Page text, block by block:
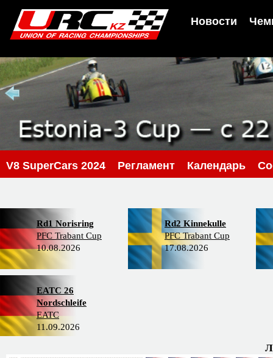
Новости
V8 SuperCars 2024 Регламент Календарь
Rd1 Norisring
PFC Trabant Cup
10.08.2026
Rd2 Kinnekulle
PFC Trabant Cup
17.08.2026
EATC 26
Nordschleife
EATC
11.09.2026